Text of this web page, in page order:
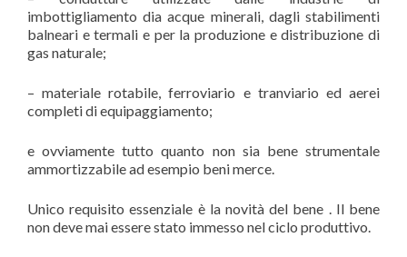
imbottigliamento dia acque minerali, dagli stabilimenti
balneari e termali e per la produzione e distribuzione di
gas naturale;
– materiale rotabile, ferroviario e tranviario ed aerei
completi di equipaggiamento;
e ovviamente tutto quanto non sia bene strumentale
ammortizzabile ad esempio beni merce.
Unico requisito essenziale è la novità del bene . Il bene
non deve mai essere stato immesso nel ciclo produttivo.